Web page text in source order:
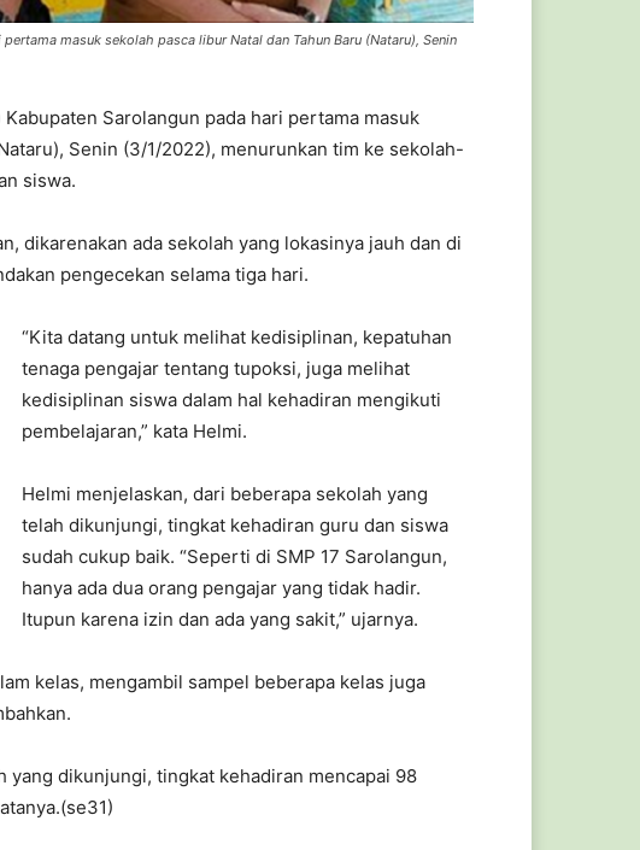
masuk sekolah pasca libur Natal dan Tahun Baru (Nataru), Senin
Sarolangun pada hari pertama masuk
Senin (3/1/2022), menurunkan tim ke sekolah-
siswa.
dikarenakan ada sekolah yang lokasinya jauh dan di
pengecekan selama tiga hari.
“Kita datang untuk melihat kedisiplinan, kepatuhan
tenaga pengajar tentang tupoksi, juga melihat
kedisiplinan siswa dalam hal kehadiran mengikuti
pembelajaran,” kata Helmi.
Helmi menjelaskan, dari beberapa sekolah yang
telah dikunjungi, tingkat kehadiran guru dan siswa
sudah cukup baik. “Seperti di SMP 17 Sarolangun,
hanya ada dua orang pengajar yang tidak hadir.
Itupun karena izin dan ada yang sakit,” ujarnya.
kelas, mengambil sampel beberapa kelas juga
yang dikunjungi, tingkat kehadiran mencapai 98